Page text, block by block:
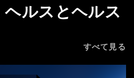
ヘルスとヘルス
すべて見る